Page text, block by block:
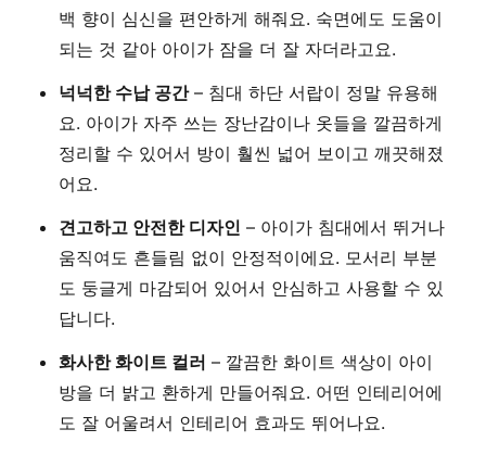
백 향이 심신을 편안하게 해줘요. 숙면에도 도움이
되는 것 같아 아이가 잠을 더 잘 자더라고요.
넉넉한 수납 공간– 침대 하단 서랍이 정말 유용해
요. 아이가 자주 쓰는 장난감이나 옷들을 깔끔하게
정리할 수 있어서 방이 훨씬 넓어 보이고 깨끗해졌
어요.
견고하고 안전한 디자인 – 아이가 침대에서 뛰거나
움직여도 흔들림 없이 안정적이에요. 모서리 부분
도 둥글게 마감되어 있어서 안심하고 사용할 수 있
답니다.
화사한 화이트 컬러 – 깔끔한 화이트 색상이 아이
방을 더 밝고 환하게 만들어줘요. 어떤 인테리어에
도 잘 어울려서 인테리어 효과도 뛰어나요.